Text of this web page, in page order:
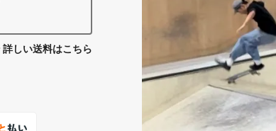
詳しい送料はこちら